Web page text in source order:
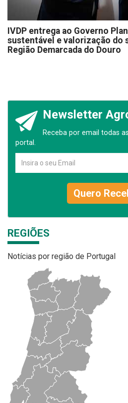
IVDP entrega ao Governo
sustentável e valorização do
Região Demarcada do Douro
Newsletter
Receba por email todas
portal.
Quero
REGIÕES
Notícias por região de Portugal